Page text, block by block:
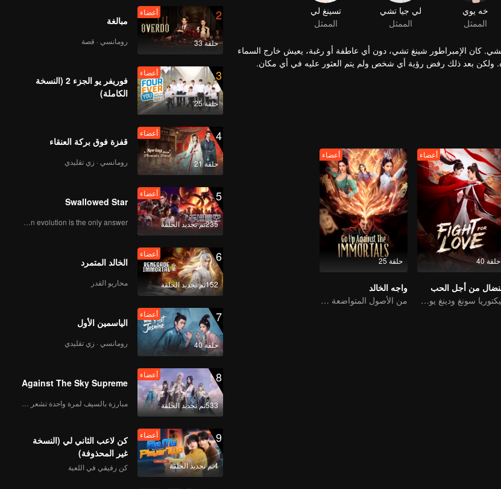
خه يوي
الممثل
لي جيا تشي
الممثل
تسينغ لي
الممثل
كان الإمبراطور شينغ تشي، دون أي عاطفة أو رغبة، يعيش خارج السماء
ولكن بعد ذلك رفض رؤية أي شخص ولم يتم العثور عليه في أي مكان.
تم ترتيب زواجها من أجل التحالف السياسي. في طريقها للهروب
البشر في غيبوبة مصابة بجروح خطيرة. أخذها أحد البائعين على
على ما يبدو.
حلقة 40
أعضاء
من أجل الحب
فيكتوريا سونغ ودينغ يوشي تحميان وطنهما
حلقة 25
أعضاء
واجه الخالد
من الأصول المتواضعة إلى القاتل الخالد: رحلة الانتقام الذي لا يلين
2
حلقة 33
أعضاء
مبالغة
رومانسي · قصة
3
حلقة 25
أعضاء
فوريفر يو الجزء 2 (النسخة
الكاملة)
4
حلقة 21
أعضاء
قفزة فوق بركة العنقاء
رومانسي · زي تقليدي
5
235تم تجديد الحلقة
أعضاء
Swallowed Star
Human evolution is the only answer.
6
152تم تجديد الحلقة
أعضاء
الخالد المتمرد
محاربو القدر
7
حلقة 40
أعضاء
الياسمين الأول
رومانسي · زي تقليدي
8
533تم تجديد الحلقة
أعضاء
Against The Sky Supreme
9
4تم تجديد الحلقة
أعضاء
كن لاعب الثاني لي (النسخة
غير المحذوفة)
كن رفيقي في اللعبة